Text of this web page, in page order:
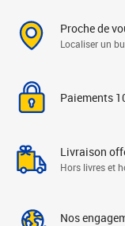
Proche de
Localiser un
Paiements
Livraison
Hors livres et
Nos